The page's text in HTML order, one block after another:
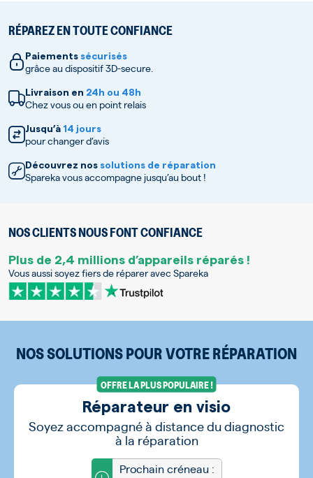
RÉPAREZ EN TOUTE CONFIANCE
Paiements sécurisés
grâce au dispositif 3D-secure.
Livraison en 24h ou 48h
Chez vous ou en point relais
Jusqu’à 14 jours
pour changer d’avis
Découvrez nos solutions de réparation
Spareka vous accompagne jusqu’au bout !
NOS CLIENTS NOUS FONT CONFIANCE
Plus de 2,4 millions d’appareils réparés !
Vous aussi soyez fiers de réparer avec Spareka
NOS SOLUTIONS POUR VOTRE RÉPARATION
OFFRE LA PLUS POPULAIRE !
Réparateur en visio
Soyez accompagné à distance du diagnostic
à la réparation
Prochain créneau :